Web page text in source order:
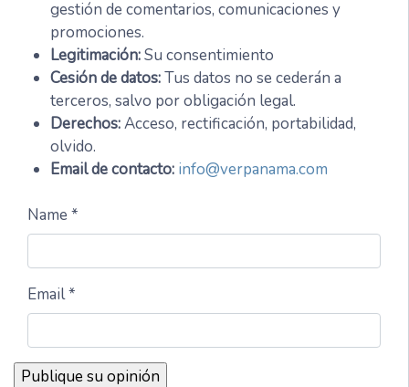
gestión de comentarios, comunicaciones y
promociones.
Legitimación:Su consentimiento
Cesión de datos:Tus datos no se cederán a
terceros, salvo por obligación legal.
Derechos:Acceso, rectificación, portabilidad,
olvido.
Email de contacto: info@verpanama.com
Name *
Email *